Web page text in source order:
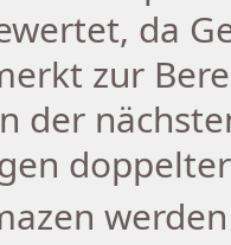
da
zur
der